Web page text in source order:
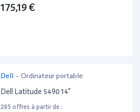
175,19 €
Dell - Ordinateur portable
Dell Latitude 5490 14”
285 offres à partir de :